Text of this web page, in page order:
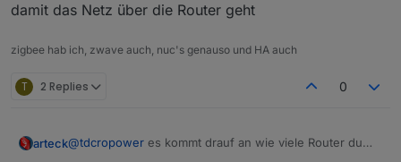
damit das Netz über die Router geht
zigbee hab ich, zwave auch, nuc's genauso und HA auch
T 2 Replies 0
arteck@tdcropower es kommt drauf an wie viele Router du